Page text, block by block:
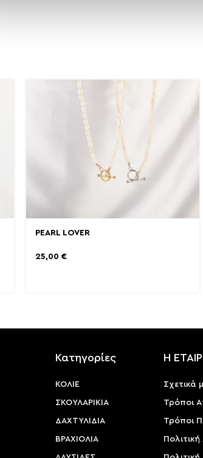
PEARL LOVER
25,00 €
Κατηγορίες
ΚΟΛΙΕ
ΣΚΟΥΛΑΡΙΚΙΑ
ΔΑΧΤΥΛΙΔΙΑ
ΒΡΑΧΙΟΛΙΑ
Η
Σχετικά
Τρόποι
Τρόποι